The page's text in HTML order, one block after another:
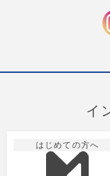
お歳暮特集を公開
イ
はじめての方へ